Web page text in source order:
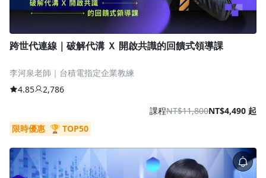
跨世代連線｜破解代溝 Ｘ 開啟共識的回饋式領導課
李河泉老師｜台積電指定企業教練
4.85
2,786
課程NT$11,800NT$4,490 起
限時優惠 🏆 TOP50